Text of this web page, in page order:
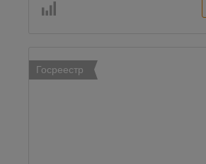
Госреестр